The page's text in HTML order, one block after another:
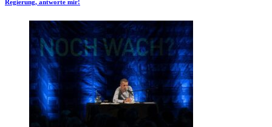
Regierung, antworte mir!